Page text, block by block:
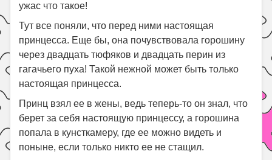
ужас что такое!
Тут все поняли, что перед ними настоящая
принцесса. Еще бы, она почувствовала горошину
через двадцать тюфяков и двадцать перин из
гагачьего пуха! Такой нежной может быть только
настоящая принцесса.
Принц взял ее в жены, ведь теперь-то он знал, что
берет за себя настоящую принцессу, а горошина
попала в кунсткамеру, где ее можно видеть и
поныне, если только никто ее не стащил.